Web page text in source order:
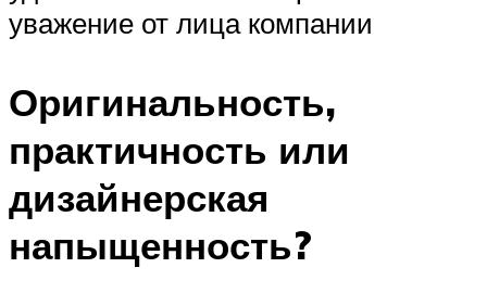
уважение от лица компании
Оригинальность,
практичность или
дизайнерская
напыщенность?